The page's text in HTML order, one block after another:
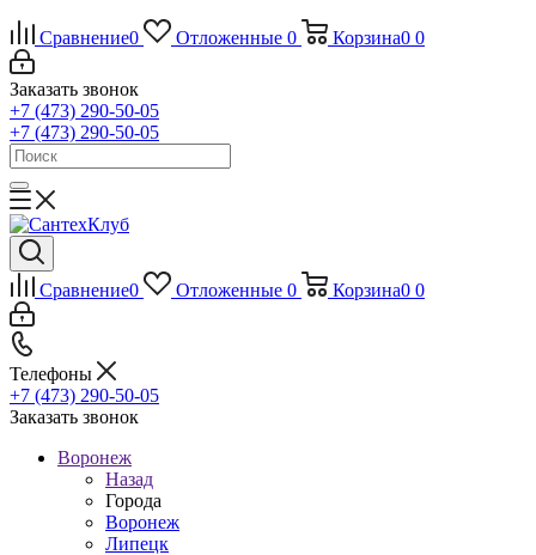
Сравнение0 Отложенные 0 Корзина0 0
Заказать звонок
+7 (473) 290-50-05
+7 (473) 290-50-05
Сравнение0 Отложенные 0 Корзина0 0
Телефоны
+7 (473) 290-50-05
Заказать звонок
Воронеж
Назад
Города
Воронеж
Липецк